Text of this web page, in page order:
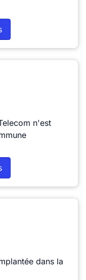
n'est
dans la